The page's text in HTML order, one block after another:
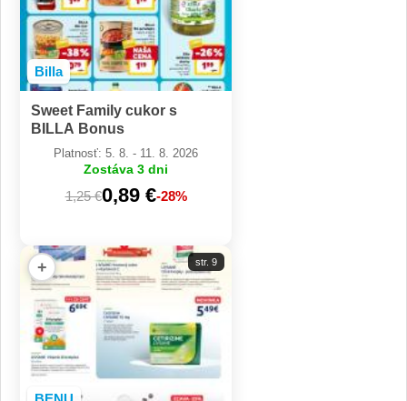
Billa
Sweet Family cukor s
BILLA Bonus
Platnosť: 5. 8. - 11. 8. 2026
Zostáva 3 dni
1,25 €0,89 €-28%
+ str. 9